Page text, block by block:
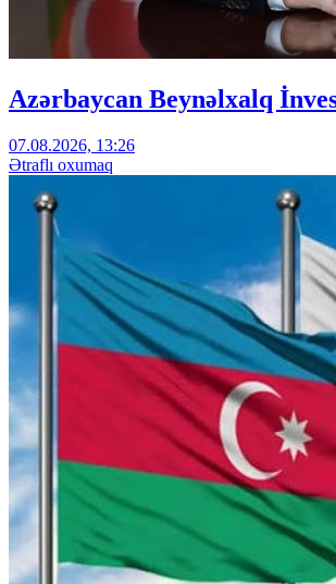
Azərbaycan Beynəlxalq
07.08.2026, 13:26
Ətraflı oxumaq